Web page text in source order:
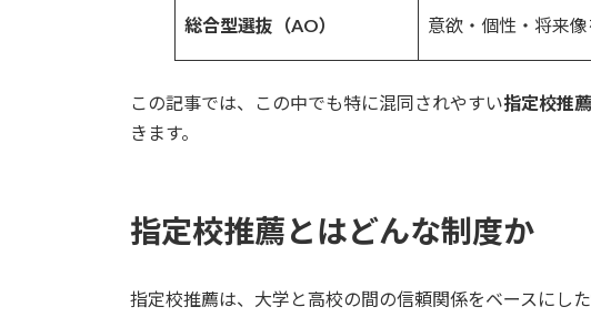
総合型選抜（AO） 意欲・個性・将来
この記事では、この中でも特に混同されやすい指定校推
きます。
指定校推薦とはどんな制度か
指定校推薦は、大学と高校の間の信頼関係をベースにし